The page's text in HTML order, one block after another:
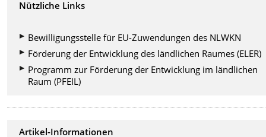
Nützliche Links
Bewilligungsstelle für EU-Zuwendungen des NLWKN
Förderung der Entwicklung des ländlichen Raumes (ELER)
Programm zur Förderung der Entwicklung im ländlichen
Raum (PFEIL)
Artikel-Informationen